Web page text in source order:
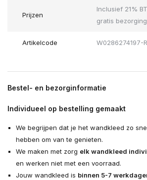
Prijzen
Inclusief 21%
gratis bezorging
Artikelcode W0286274197-
Bestel- en bezorginformatie
Individueel op bestelling gemaakt
We begrijpen dat je het wandkleed zo
hebben om van te genieten.
We maken met zorg elk wandkleed
en werken niet met een voorraad.
Jouw wandkleed is binnen 5-7